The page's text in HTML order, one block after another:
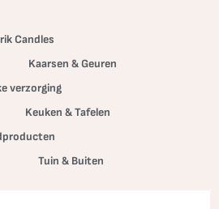
Candles
Kaarsen & Geuren
verzorging
Keuken & Tafelen
Tuin & Buiten